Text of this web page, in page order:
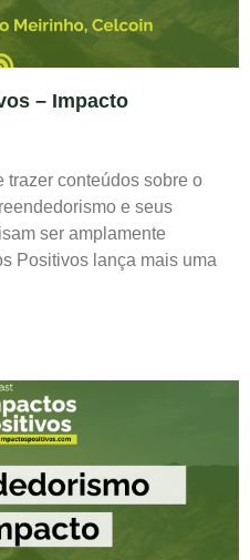
– Impacto
trazer conteúdos sobre o
e seus
ser amplamente
Positivos lança mais uma